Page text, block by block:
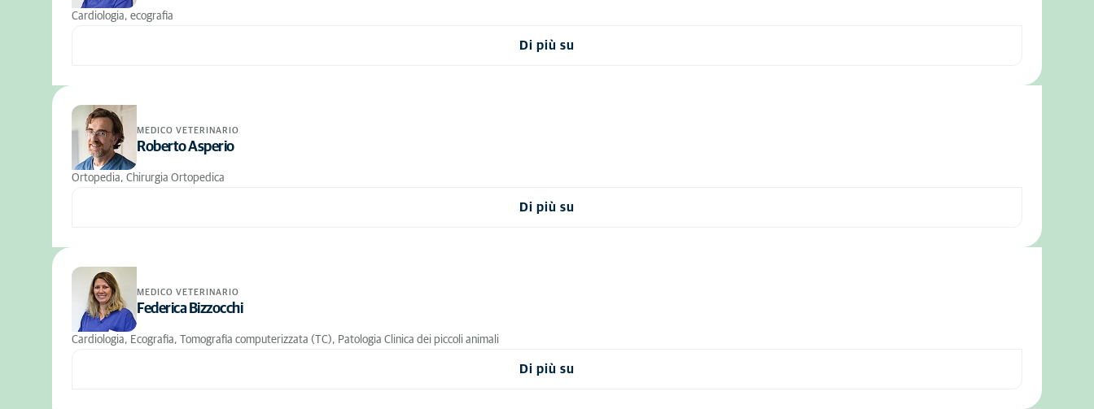
Cardiologia, ecografia
Di più su
MEDICO VETERINARIO
Roberto Asperio
Ortopedia, Chirurgia Ortopedica
Di più su
MEDICO VETERINARIO
Federica Bizzocchi
Cardiologia, Ecografia, Tomografia computerizzata (TC), Patologia Clinica dei piccoli animali
Di più su